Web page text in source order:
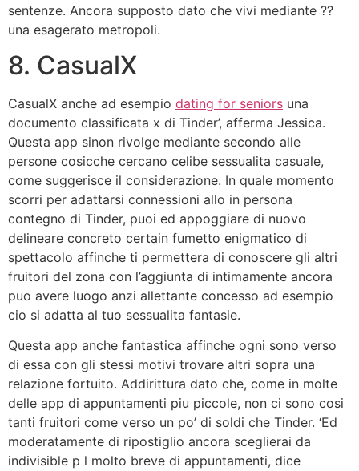
sentenze. Ancora supposto dato che vivi mediante ??
una esagerato metropoli.
8. CasualX
CasualX anche ad esempio dating for seniors una
documento classificata x di Tinder’, afferma Jessica.
Questa app sinon rivolge mediante secondo alle
persone cosicche cercano celibe sessualita casuale,
come suggerisce il considerazione. In quale momento
scorri per adattarsi connessioni allo in persona
contegno di Tinder, puoi ed appoggiare di nuovo
delineare concreto certain fumetto enigmatico di
spettacolo affinche ti permettera di conoscere gli altri
fruitori del zona con l’aggiunta di intimamente ancora
puo avere luogo anzi allettante concesso ad esempio
cio si adatta al tuo sessualita fantasie.
Questa app anche fantastica affinche ogni sono verso
di essa con gli stessi motivi trovare altri sopra una
relazione fortuito. Addirittura dato che, come in molte
delle app di appuntamenti piu piccole, non ci sono cosi
tanti fruitori come verso un po’ di soldi che Tinder. ‘Ed
moderatamente di ripostiglio ancora sceglierai da
indivisible p l molto breve di appuntamenti, dice